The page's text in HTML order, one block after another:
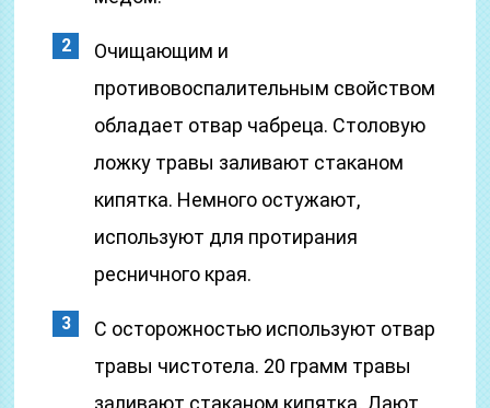
Очищающим и
противовоспалительным свойством
обладает отвар чабреца. Столовую
ложку травы заливают стаканом
кипятка. Немного остужают,
используют для протирания
ресничного края.
С осторожностью используют отвар
травы чистотела. 20 грамм травы
заливают стаканом кипятка. Дают